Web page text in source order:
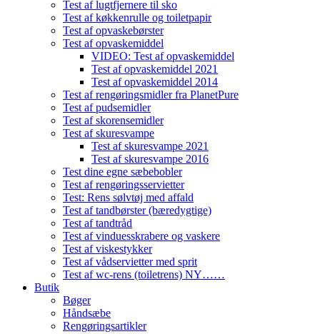
Test af lugtfjernere til sko
Test af køkkenrulle og toiletpapir
Test af opvaskebørster
Test af opvaskemiddel
VIDEO: Test af opvaskemiddel
Test af opvaskemiddel 2021
Test af opvaskemiddel 2014
Test af rengøringsmidler fra PlanetPure
Test af pudsemidler
Test af skorensemidler
Test af skuresvampe
Test af skuresvampe 2021
Test af skuresvampe 2016
Test dine egne sæbebobler
Test af rengøringsservietter
Test: Rens sølvtøj med affald
Test af tandbørster (bæredygtige)
Test af tandtråd
Test af vinduesskrabere og vaskere
Test af viskestykker
Test af vådservietter med sprit
Test af wc-rens (toiletrens) NY……
Butik
Bøger
Håndsæbe
Rengøringsartikler